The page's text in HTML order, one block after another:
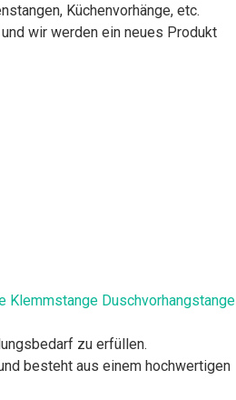
Küchenvorhänge, etc.
wir werden ein neues Produkt
Klemmstange Duschvorhangstange
zu erfüllen.
besteht aus einem hochwertigen